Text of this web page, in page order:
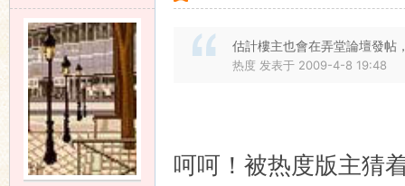
估計樓主也會在弄堂論壇發帖
热度 发表于 2009-4-8 19:48
呵呵！被热度版主猜